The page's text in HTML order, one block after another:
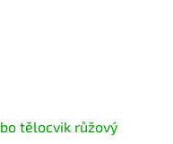
tělocvik růžový